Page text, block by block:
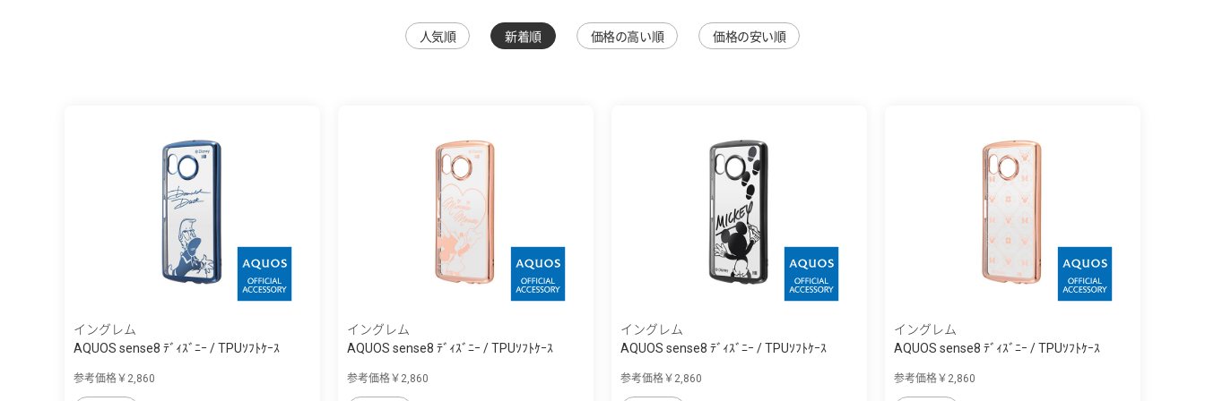
人気順 新着順 価格の高い順 価格の安い順
イングレム
AQUOS sense8 ﾃﾞｨｽﾞﾆｰ / TPUｿﾌﾄｹｰｽ
参考価格￥2,860
イングレム
AQUOS sense8 ﾃﾞｨｽﾞﾆｰ / TPUｿﾌﾄｹｰｽ
参考価格￥2,860
イングレム
AQUOS sense8 ﾃﾞｨｽﾞﾆｰ / TPUｿﾌﾄｹｰｽ
参考価格￥2,860
イングレム
AQUOS sense8 ﾃﾞｨｽﾞﾆｰ / TPUｿﾌﾄｹｰｽ
参考価格￥2,860